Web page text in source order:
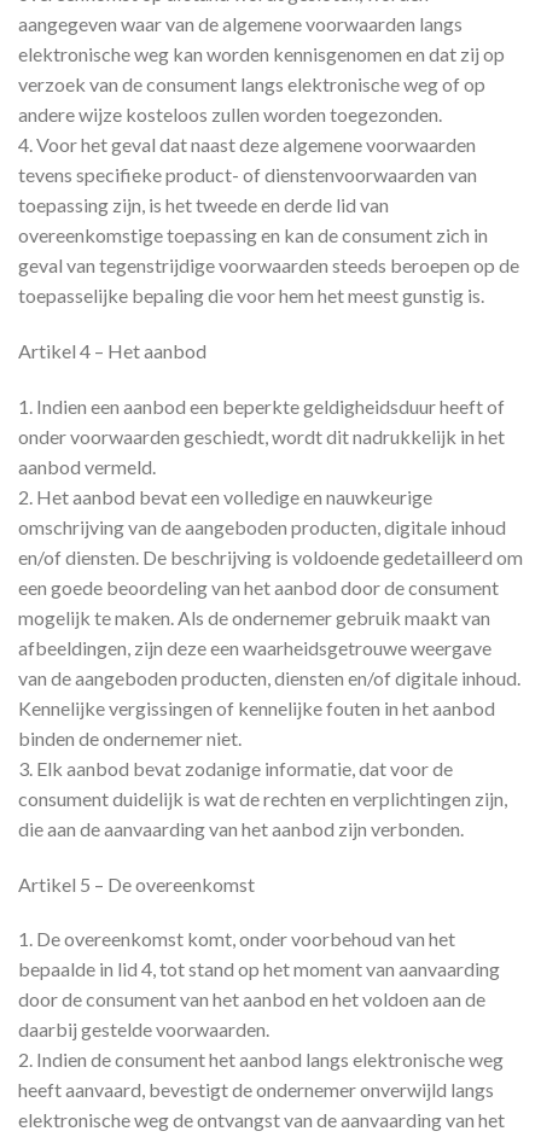
aangegeven waar van de algemene voorwaarden langs
elektronische weg kan worden kennisgenomen en dat zij op
verzoek van de consument langs elektronische weg of op
andere wijze kosteloos zullen worden toegezonden.
4. Voor het geval dat naast deze algemene voorwaarden
tevens specifieke product- of dienstenvoorwaarden van
toepassing zijn, is het tweede en derde lid van
overeenkomstige toepassing en kan de consument zich in
geval van tegenstrijdige voorwaarden steeds beroepen op de
toepasselijke bepaling die voor hem het meest gunstig is.
Artikel 4 – Het aanbod
1. Indien een aanbod een beperkte geldigheidsduur heeft of
onder voorwaarden geschiedt, wordt dit nadrukkelijk in het
aanbod vermeld.
2. Het aanbod bevat een volledige en nauwkeurige
omschrijving van de aangeboden producten, digitale inhoud
en/of diensten. De beschrijving is voldoende gedetailleerd om
een goede beoordeling van het aanbod door de consument
mogelijk te maken. Als de ondernemer gebruik maakt van
afbeeldingen, zijn deze een waarheidsgetrouwe weergave
van de aangeboden producten, diensten en/of digitale inhoud.
Kennelijke vergissingen of kennelijke fouten in het aanbod
binden de ondernemer niet.
3. Elk aanbod bevat zodanige informatie, dat voor de
consument duidelijk is wat de rechten en verplichtingen zijn,
die aan de aanvaarding van het aanbod zijn verbonden.
Artikel 5 – De overeenkomst
1. De overeenkomst komt, onder voorbehoud van het
bepaalde in lid 4, tot stand op het moment van aanvaarding
door de consument van het aanbod en het voldoen aan de
daarbij gestelde voorwaarden.
2. Indien de consument het aanbod langs elektronische weg
heeft aanvaard, bevestigt de ondernemer onverwijld langs
elektronische weg de ontvangst van de aanvaarding van het